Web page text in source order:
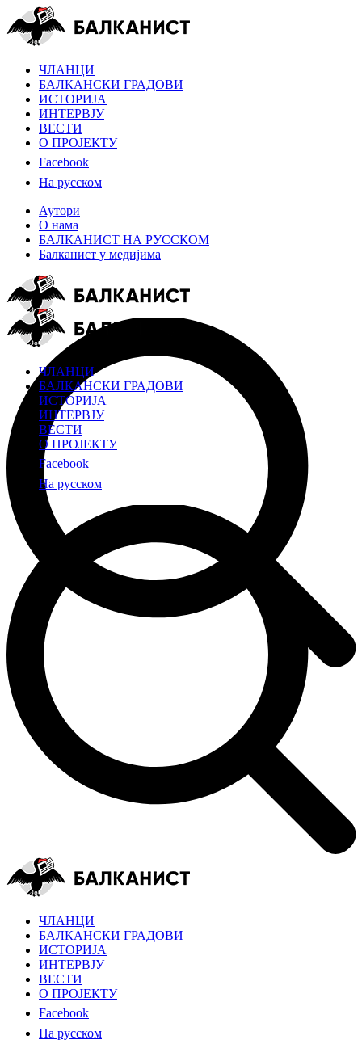
ЧЛАНЦИ
БАЛКАНСКИ ГРАДОВИ
ИСТОРИЈА
ИНТЕРВЈУ
ВЕСТИ
О ПРОЈЕКТУ
Facebook
На русском
Аутори
О нама
БАЛКАНИСТ НА РУССКОМ
Балканист у медијима
ЧЛАНЦИ
БАЛКАНСКИ ГРАДОВИ
ИСТОРИЈА
ИНТЕРВЈУ
ВЕСТИ
О ПРОЈЕКТУ
Facebook
На русском
ЧЛАНЦИ
БАЛКАНСКИ ГРАДОВИ
ИСТОРИЈА
ИНТЕРВЈУ
ВЕСТИ
О ПРОЈЕКТУ
Facebook
На русском